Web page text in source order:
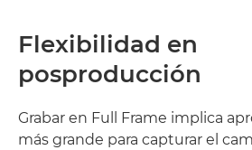
Flexibilidad en
posproducción
Grabar en Full Frame implica
más grande para capturar el